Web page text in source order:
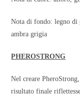
Nota di fondo: legno di
ambra grigia
PHEROSTRONG
Nel creare
risultato finale